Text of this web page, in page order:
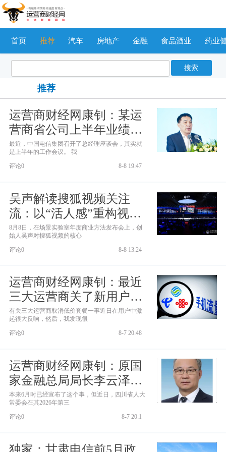
首页 推荐 汽车 房地产 金融 食品酒业 药业
搜索
推荐
运营商财经网康钊：某运
营商省公司上半年业绩大
翻身！这回得到了集团认
可，现任总经理水平很
高！稳扎稳打！
最近，中国电信集团召开了总经理座谈会，其实就
是上半年的工作会议。 我
评论0
8-8 19:47
吴声解读搜狐视频关注
流：以“活人感”重构视频
社交 用真实关系筑起长期
护城河
8月8日，在场景实验室年度商业方法发布会上，创
始人吴声对搜狐视频的核心
评论0
8-8 13:24
运营商财经网康钊：最近
三大运营商关了新用户39
元以下套餐 很多人扬言要
恢复用8元套餐 这管用
有关三大运营商取消低价套餐一事近日在用户中激
起很大反响，然后，我发现很
评论0
8-7 20:48
运营商财经网康钊：原国
家金融总局局长李云泽被
罢免人大代表
本来6月时已经宣布了这个事，但近日，四川省人大
常委会在其2026年第三
评论0
8-7 20:1
独家：甘肃电信前5月政